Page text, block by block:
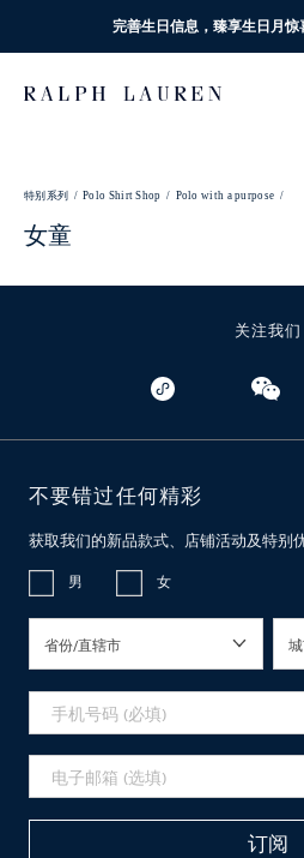
完善生日信息，臻享生日月惊
流行分类
特别系列 / Polo Shirt Shop / Polo with a purpose /
女童
关注我们
不要错过任何精彩
获取我们的新品款式、店铺活动及特别
男 女
省份/直辖市
订阅